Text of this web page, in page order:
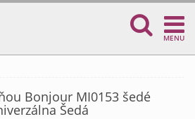
MENU
Bonjour MI0153 šedé
Šedá